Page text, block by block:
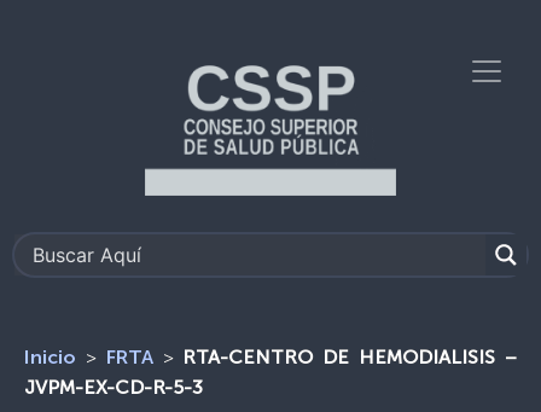
Inicio > FRTA> RTA-CENTRO DE HEMODIALISIS –
JVPM-EX-CD-R-5-3